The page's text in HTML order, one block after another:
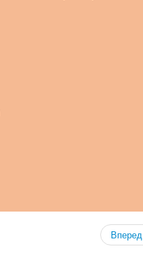
Вперед